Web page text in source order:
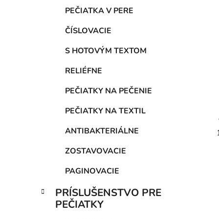
PEČIATKA V PERE
ČÍSLOVACIE
S HOTOVÝM TEXTOM
RELIÉFNE
PEČIATKY NA PEČENIE
PEČIATKY NA TEXTIL
ANTIBAKTERIÁLNE
ZOSTAVOVACIE
PAGINOVACIE
PRÍSLUŠENSTVO PRE
PEČIATKY